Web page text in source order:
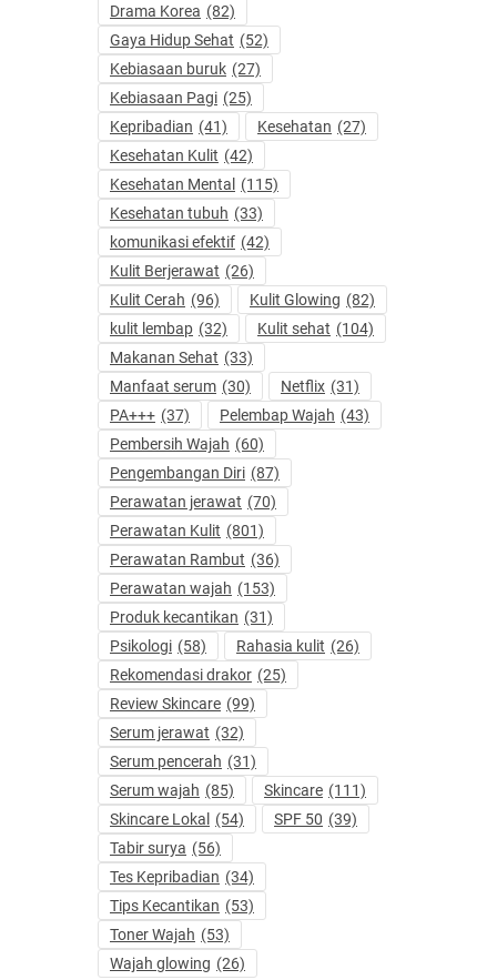
Drama Korea (82)
Gaya Hidup Sehat (52)
Kebiasaan buruk (27)
Kebiasaan Pagi (25)
Kepribadian (41) Kesehatan (27)
Kesehatan Kulit (42)
Kesehatan Mental
(115)
Kesehatan tubuh (33)
komunikasi efektif (42)
Kulit Berjerawat (26)
Kulit Cerah (96) Kulit Glowing (82)
kulit lembap (32) Kulit sehat (104)
Makanan Sehat (33)
Manfaat serum (30) Netflix (31)
PA+++ (37) Pelembap Wajah (43)
Pembersih Wajah (60)
Pengembangan Diri (87)
Perawatan jerawat (70)
Perawatan Kulit (801)
Perawatan Rambut (36)
Perawatan wajah (153)
Produk kecantikan (31)
Psikologi (58) Rahasia kulit (26)
Rekomendasi drakor (25)
Review Skincare (99)
Serum jerawat (32)
Serum pencerah (31)
Serum wajah (85) Skincare (111)
Skincare Lokal
(54) SPF 50 (39)
Tabir surya (56)
Tes Kepribadian (34)
Tips Kecantikan (53)
Toner Wajah (53)
Wajah glowing (26)